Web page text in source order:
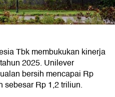
Tbk membukukan kinerja
2025. Unilever
bersih mencapai Rp
sebesar Rp 1,2 triliun.